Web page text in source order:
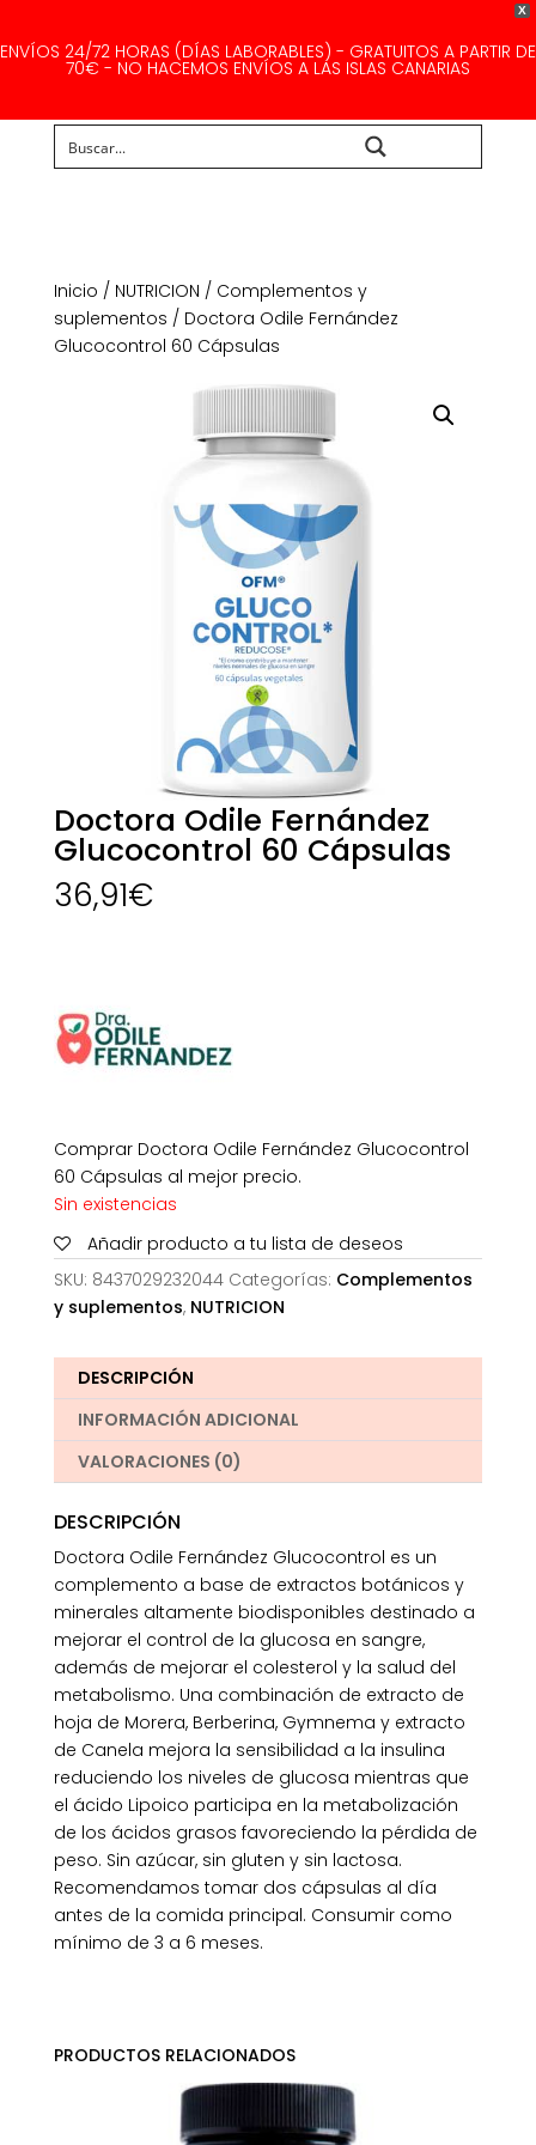
X
ENVÍOS 24/72 HORAS (DÍAS LABORABLES) - GRATUITOS A PARTIR DE
70€ - NO HACEMOS ENVÍOS A LAS ISLAS CANARIAS
Inicio / NUTRICION / Complementos y
suplementos / Doctora Odile Fernández
Glucocontrol 60 Cápsulas
Doctora Odile Fernández
Glucocontrol 60 Cápsulas
36,91€
Comprar Doctora Odile Fernández Glucocontrol
60 Cápsulas al mejor precio.
Sin existencias
Añadir producto a tu lista de deseos
SKU: 8437029232044 Categorías: Complementos
y suplementos, NUTRICION
DESCRIPCIÓN
INFORMACIÓN ADICIONAL
VALORACIONES (0)
DESCRIPCIÓN
Doctora Odile Fernández Glucocontrol es un
complemento a base de extractos botánicos y
minerales altamente biodisponibles destinado a
mejorar el control de la glucosa en sangre,
además de mejorar el colesterol y la salud del
metabolismo. Una combinación de extracto de
hoja de Morera, Berberina, Gymnema y extracto
de Canela mejora la sensibilidad a la insulina
reduciendo los niveles de glucosa mientras que
el ácido Lipoico participa en la metabolización
de los ácidos grasos favoreciendo la pérdida de
peso. Sin azúcar, sin gluten y sin lactosa.
Recomendamos tomar dos cápsulas al día
antes de la comida principal. Consumir como
mínimo de 3 a 6 meses.
PRODUCTOS RELACIONADOS